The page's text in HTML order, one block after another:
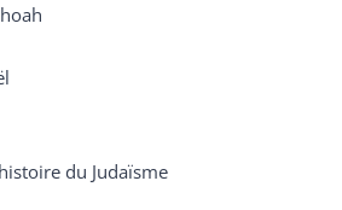
du Judaïsme